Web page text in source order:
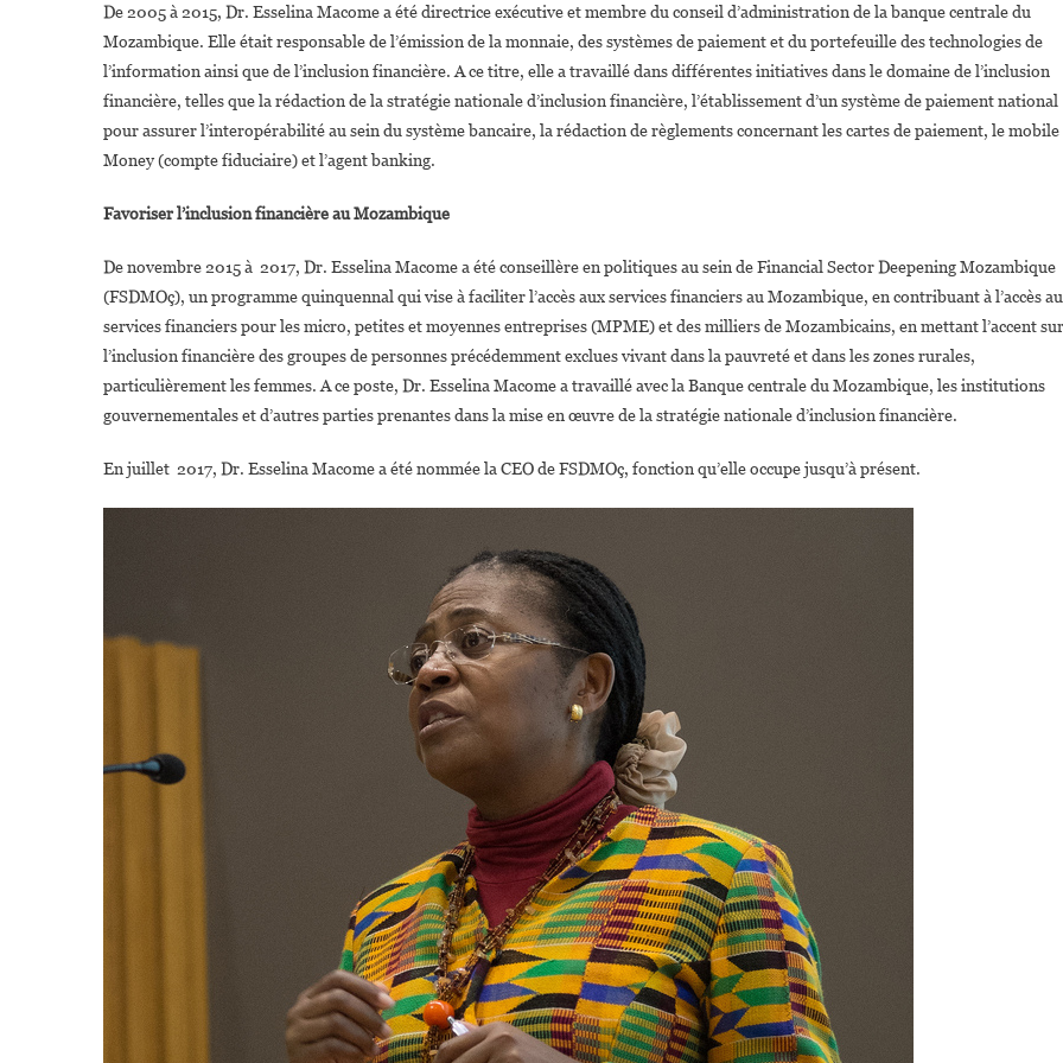
De 2005 à 2015, Dr. Esselina Macome a été directrice exécutive et membre du conseil d’administration de la banque centrale du
Mozambique. Elle était responsable de l’émission de la monnaie, des systèmes de paiement et du portefeuille des technologies de
l’information ainsi que de l’inclusion financière. A ce titre, elle a travaillé dans différentes initiatives dans le domaine de l’inclusion
financière, telles que la rédaction de la stratégie nationale d’inclusion financière, l’établissement d’un système de paiement national
pour assurer l’interopérabilité au sein du système bancaire, la rédaction de règlements concernant les cartes de paiement, le mobile
Money (compte fiduciaire) et l’agent banking.
Favoriser l’inclusion financière au Mozambique
De novembre 2015 à 2017, Dr. Esselina Macome a été conseillère en politiques au sein de Financial Sector Deepening Mozambique
(FSDMOç), un programme quinquennal qui vise à faciliter l’accès aux services financiers au Mozambique, en contribuant à l’accès
services financiers pour les micro, petites et moyennes entreprises (MPME) et des milliers de Mozambicains, en mettant l’accent sur
l’inclusion financière des groupes de personnes précédemment exclues vivant dans la pauvreté et dans les zones rurales,
particulièrement les femmes. A ce poste, Dr. Esselina Macome a travaillé avec la Banque centrale du Mozambique, les institutions
gouvernementales et d’autres parties prenantes dans la mise en œuvre de la stratégie nationale d’inclusion financière.
En juillet 2017, Dr. Esselina Macome a été nommée la CEO de FSDMOç, fonction qu’elle occupe jusqu’à présent.